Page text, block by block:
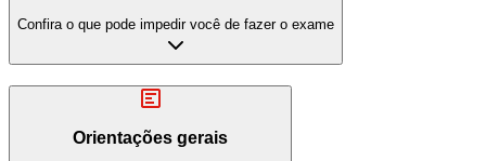
Confira o que pode impedir você de fazer o exame
Orientações gerais